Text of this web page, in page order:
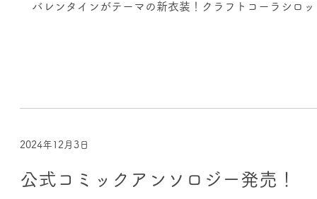
バレンタインがテーマの新衣装！クラフトコーラシロッ
2024年12月3日
公式コミックアンソロジー発売！